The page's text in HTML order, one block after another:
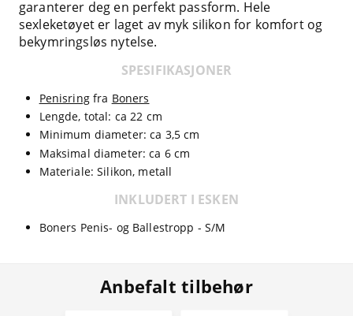
garanterer deg en perfekt passform. Hele
sexleketøyet er laget av myk silikon for komfort og
bekymringsløs nytelse.
SPESIFIKASJONER
Penisringfra Boners
Lengde, total: ca 22 cm
Minimum diameter: ca 3,5 cm
Maksimal diameter: ca 6 cm
Materiale: Silikon, metall
INKLUDERT I ESKEN
Boners Penis- og Ballestropp - S/M
Anbefalt tilbehør